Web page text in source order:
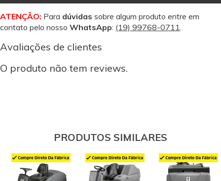
ATENÇÃO: Para dúvidas sobre algum produto entre em
contato pelo nosso WhatsApp: (19) 99768-0711
Avaliações de clientes
O produto não tem reviews.
PRODUTOS SIMILARES